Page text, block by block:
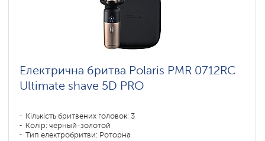
Електрична бритва Polaris PMR 0712RC
Ultimate shave 5D PRO
Кількість бритвених головок: 3
Колір: черный-золотой
Тип електробритви: Роторна